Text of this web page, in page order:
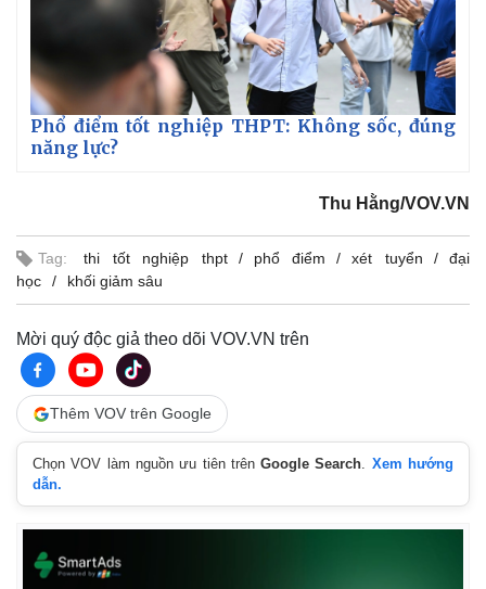
Pháp luật
Vụ án
Tin nóng
Tư vấn luật
Vũ khí
Việt Nam
Phổ điểm tốt nghiệp THPT: Không sốc, đúng
năng lực?
Thu Hằng/VOV.VN
Tag: thi tốt nghiệp thpt phổ điểm xét tuyển
đại
học
khối giảm sâu
Mời quý độc giả theo dõi VOV.VN trên
Thêm VOV trên Google
Chọn VOV làm nguồn ưu tiên trênGoogle Search. Xem hướng
dẫn.